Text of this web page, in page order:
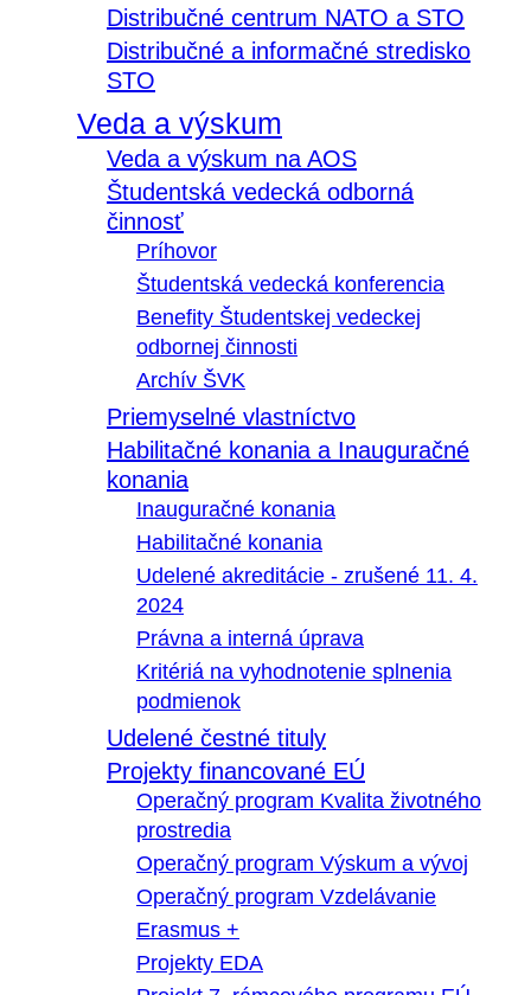
Distribučné centrum NATO a STO
Distribučné a informačné stredisko
STO
Veda a výskum
Veda a výskum na AOS
Študentská vedecká odborná
činnosť
Príhovor
Študentská vedecká konferencia
Benefity Študentskej vedeckej
odbornej činnosti
Archív ŠVK
Priemyselné vlastníctvo
Habilitačné konania a Inauguračné
konania
Inauguračné konania
Habilitačné konania
Udelené akreditácie - zrušené 11. 4.
2024
Právna a interná úprava
Kritériá na vyhodnotenie splnenia
podmienok
Udelené čestné tituly
Projekty financované EÚ
Operačný program Kvalita životného
prostredia
Operačný program Výskum a vývoj
Operačný program Vzdelávanie
Erasmus +
Projekty EDA